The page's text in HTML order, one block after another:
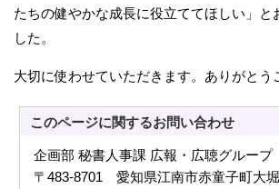
たちの健やかな成長に役立ててほしい」と
した。
大切に使わせていただきます。ありがとう
このページに関するお問い合わせ
企画部 秘書人事課 広報・広聴グループ
〒483-8701 愛知県江南市赤童子町大